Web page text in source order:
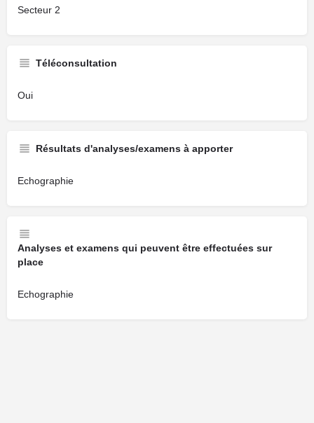
Secteur 2
Téléconsultation
Oui
Résultats d'analyses/examens à apporter
Echographie
Analyses et examens qui peuvent être effectuées sur
place
Echographie